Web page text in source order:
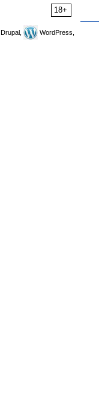
18+
Drupal,
WordPress,